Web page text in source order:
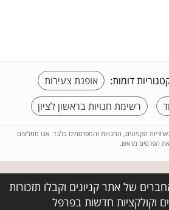
דומות:
אופנת צעירות
רשימת חנויות בראשון לציון
הקניונים, החנויות והמפרסמים בלבד. אנו ממליצים
את הפרטים מראש.
של אתר קניונים וקבלו תזכורות
וקולקציות חדשות בפרפל